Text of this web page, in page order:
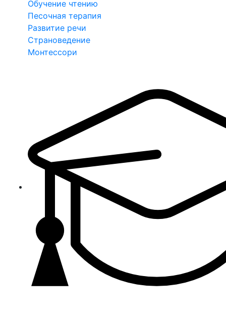
Обучение чтению
Песочная терапия
Развитие речи
Страноведение
Монтессори